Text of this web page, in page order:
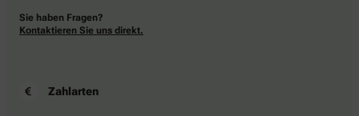
Sie haben Fragen?
Kontaktieren Sie uns direkt.
Zahlarten